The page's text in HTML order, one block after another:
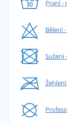
Praní -
Bělení
Sušení